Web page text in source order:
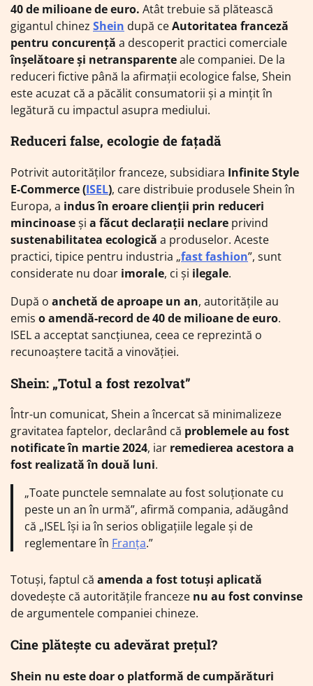
40 de milioane de euro. Atât trebuie să plătească
gigantul chinez Shein după ceAutoritatea franceză
pentru concurență a descoperit practici comerciale
înșelătoare și netransparenteale companiei. De la
reduceri fictive până la afirmații ecologice false, Shein
este acuzat că a păcălit consumatorii și a mințit în
legătură cu impactul asupra mediului.
Reduceri false, ecologie de fațadă
Potrivit autorităților franceze, subsidiara Infinite Style
E-Commerce (ISEL), care distribuie produsele Shein în
Europa, a indus în eroare clienții prin reduceri
mincinoaseși a făcut declarații neclare privind
sustenabilitatea ecologică a produselor. Aceste
practici, tipice pentru industria „fast fashion”, sunt
considerate nu doar imorale, ci și ilegale.
După o anchetă de aproape un an, autoritățile au
emis o amendă-record de 40 de milioane de euro.
ISEL a acceptat sancțiunea, ceea ce reprezintă o
recunoaștere tacită a vinovăției.
Shein: „Totul a fost rezolvat”
Într-un comunicat, Shein a încercat să minimalizeze
gravitatea faptelor, declarând că problemele au fost
notificate în martie 2024, iar remedierea acestora a
fost realizată în două luni.
„Toate punctele semnalate au fost soluționate cu
peste un an în urmă”, afirmă compania, adăugând
că „ISEL își ia în serios obligațiile legale și de
reglementare în Franța.”
Totuși, faptul că amenda a fost totuși aplicată
dovedește că autoritățile franceze nu au fost convinse
de argumentele companiei chineze.
Cine plătește cu adevărat prețul?
Shein nu este doar o platformă de cumpărături